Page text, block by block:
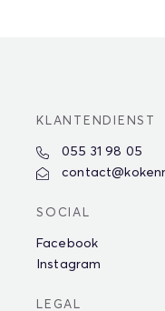
KLANTENDIENST
055 31 98 05
SOCIAL
Facebook
Instagram
LEGAL